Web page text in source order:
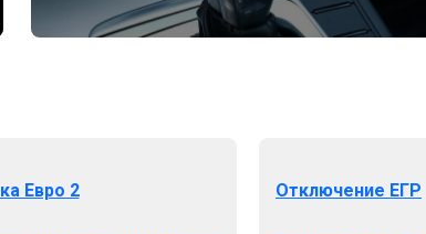
Евро 2 Отключение ЕГР